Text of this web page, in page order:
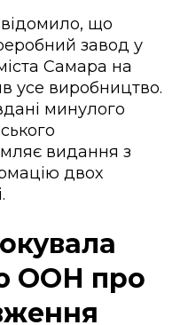
що
завод у
Самара на
усе виробництво.
минулого
видання з
двох
ООН про